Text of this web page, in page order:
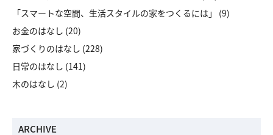
「スマートな空間、生活スタイルの家をつくるには」
(9)
お金のはなし (20)
家づくりのはなし (228)
日常のはなし (141)
木のはなし (2)
ARCHIVE